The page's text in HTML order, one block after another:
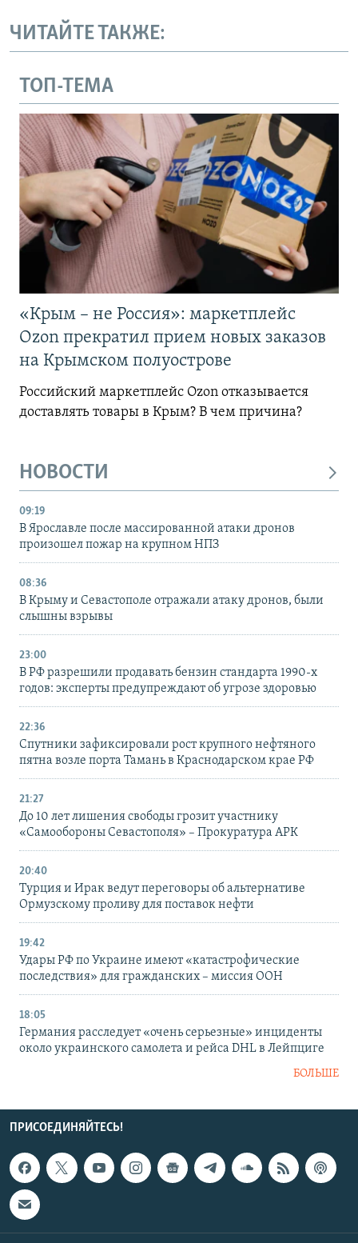
ЧИТАЙТЕ ТАКЖЕ:
ТОП-ТЕМА
«Крым – не Россия»: маркетплейс
Ozon прекратил прием новых заказов
на Крымском полуострове
Российский маркетплейс Ozon отказывается
доставлять товары в Крым? В чем причина?
НОВОСТИ
09:19
В Ярославле после массированной атаки дронов
произошел пожар на крупном НПЗ
08:36
В Крыму и Севастополе отражали атаку дронов, были
слышны взрывы
23:00
В РФ разрешили продавать бензин стандарта 1990-х
годов: эксперты предупреждают об угрозе здоровью
22:36
Спутники зафиксировали рост крупного нефтяного
пятна возле порта Тамань в Краснодарском крае РФ
21:27
До 10 лет лишения свободы грозит участнику
«Самообороны Севастополя» – Прокуратура АРК
20:40
Турция и Ирак ведут переговоры об альтернативе
Ормузскому проливу для поставок нефти
19:42
Удары РФ по Украине имеют «катастрофические
последствия» для гражданских – миссия ООН
18:05
Германия расследует «очень серьезные» инциденты
около украинского самолета и рейса DHL в Лейпциге
БОЛЬШЕ
ПРИСОЕДИНЯЙТЕСЬ!